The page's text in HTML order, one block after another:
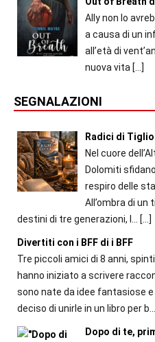
Ally non lo
a causa di un
all’età di
nuova vita […]
SEGNALAZIONI
Radici di
Nel cuore
Dolomiti
respiro delle
All’ombra di
destini di tre generazioni, l...
[…]
Divertiti con i BFF di i BFF
Tre piccoli amici di 8 anni,
hanno iniziato a scrivere
sono nate da idee fantasiose
deciso di unirle in un libro per b...
Dopo di te,